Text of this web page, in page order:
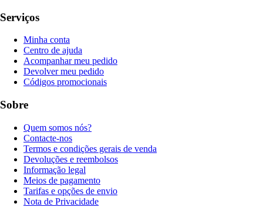
Serviços
Minha conta
Centro de ajuda
Acompanhar meu pedido
Devolver meu pedido
Códigos promocionais
Sobre
Quem somos nós?
Contacte-nos
Termos e condições gerais de venda
Devoluções e reembolsos
Informação legal
Meios de pagamento
Tarifas e opções de envio
Nota de Privacidade